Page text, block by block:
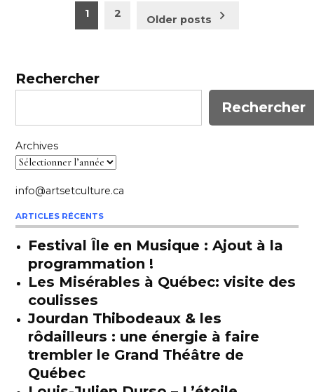
Pagination
1 2 Older posts
Rechercher
Rechercher
Archives
info@artsetculture.ca
ARTICLES RÉCENTS
Festival Île en Musique : Ajout à la
programmation !
Les Misérables à Québec: visite des
coulisses
Jourdan Thibodeaux & les
rôdailleurs : une énergie à faire
trembler le Grand Théâtre de
Québec